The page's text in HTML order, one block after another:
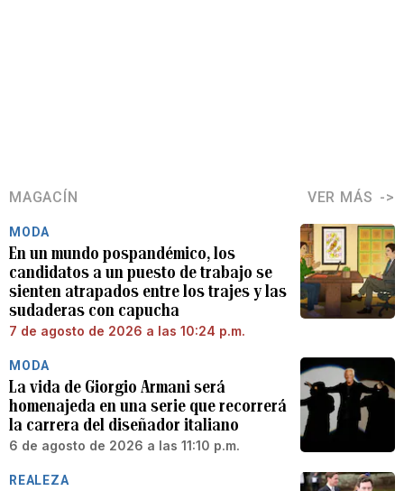
MAGACÍN VER MÁS
MODA
En un mundo pospandémico, los
candidatos a un puesto de trabajo se
sienten atrapados entre los trajes y las
sudaderas con capucha
7 de agosto de 2026 a las 10:24 p.m.
MODA
La vida de Giorgio Armani será
homenajeda en una serie que recorrerá
la carrera del diseñador italiano
6 de agosto de 2026 a las 11:10 p.m.
REALEZA